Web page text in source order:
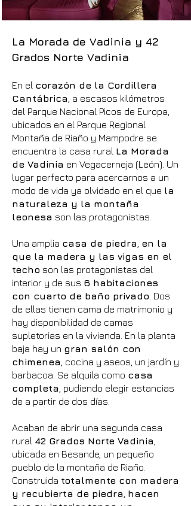
La Morada de Vadinia y 42
Grados Norte Vadinia
En el corazón de la Cordillera
Cantábrica , a escasos kilómetros
del Parque Nacional Picos de Europa,
ubicados en el Parque Regional
Montaña de Riaño y Mampodre se
encuentra la casa rural La Morada
de Vadinia en Vegacerneja (León). Un
lugar perfecto para acercarnos a un
modo de vida ya olvidado en el que la
naturaleza y la montaña
leonesa son las protagonistas.
Una amplia casa de piedra en la
que la madera y las vigas en el
techo son las protagonistas del
interior y de sus 6 habitaciones
con cuarto de baño privado . Dos
de ellas tienen cama de matrimonio y
hay disponibilidad de camas
supletorias en la vivienda. En la planta
baja hay un gran salón con
chimenea , cocina y aseos, un jardín y
barbacoa. Se alquila como casa
completa , pudiendo elegir estancias
de a partir de dos días.
Acaban de abrir una segunda casa
rural 42 Grados Norte Vadinia
ubicada en Besande, un pequeño
pueblo de la montaña de Riaño.
Construida totalmente con madera
y recubierta de piedra hacen